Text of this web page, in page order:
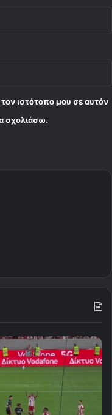
ιστότοπο μου σε αυτόν
σχολιάσω.